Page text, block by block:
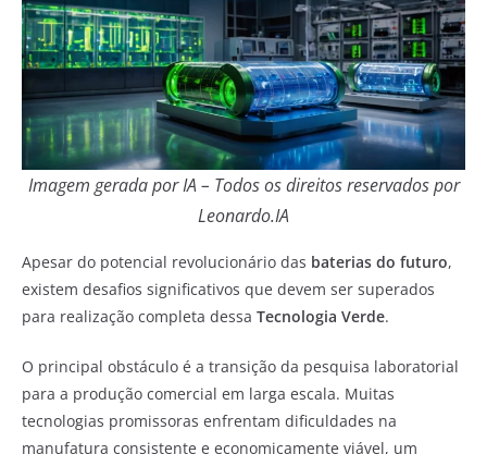
Imagem gerada por IA – Todos os direitos reservados por
Leonardo.IA
Apesar do potencial revolucionário das baterias do futuro,
existem desafios significativos que devem ser superados
para realização completa dessa Tecnologia Verde.
O principal obstáculo é a transição da pesquisa laboratorial
para a produção comercial em larga escala. Muitas
tecnologias promissoras enfrentam dificuldades na
manufatura consistente e economicamente viável, um